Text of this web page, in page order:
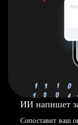
ИИ напишет
Сопоставит ваш